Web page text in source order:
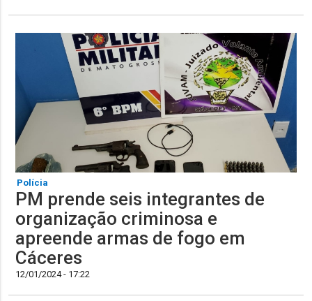
Polícia
PM prende seis integrantes de
organização criminosa e
apreende armas de fogo em
Cáceres
12/01/2024 - 17:22